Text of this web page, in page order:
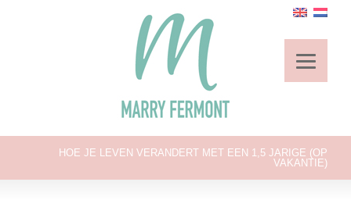
HOE JE LEVEN VERANDERT MET EEN 1,5 JARIGE (OP
VAKANTIE)